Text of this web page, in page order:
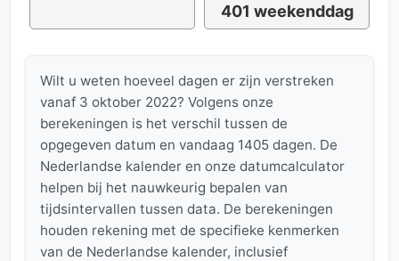
401 weekenddag
Wilt u weten hoeveel dagen er zijn verstreken
vanaf 3 oktober 2022? Volgens onze
berekeningen is het verschil tussen de
opgegeven datum en vandaag 1405 dagen. De
Nederlandse kalender en onze datumcalculator
helpen bij het nauwkeurig bepalen van
tijdsintervallen tussen data. De berekeningen
houden rekening met de specifieke kenmerken
van de Nederlandse kalender, inclusief